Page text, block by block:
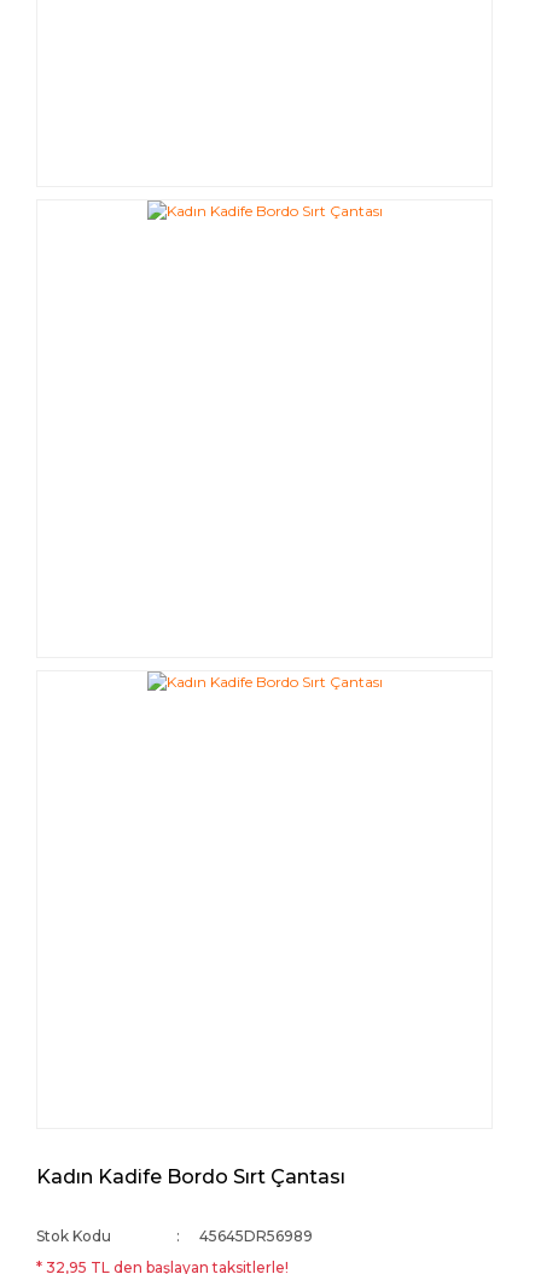
Kadın Kadife Bordo Sırt Çantası
Stok Kodu
45645DR56989
* 32,95 TL den başlayan taksitlerle!